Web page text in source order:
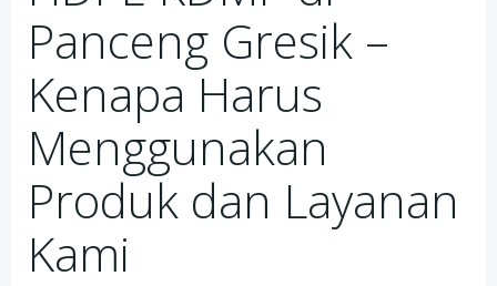
Panceng Gresik –
Kenapa Harus
Menggunakan
Produk dan Layanan
Kami